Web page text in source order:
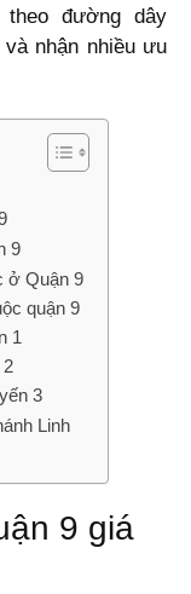
đường dây
nhận nhiều ưu
9
ở Quận 9
quận 9
1
2
3
Linh
9 giá